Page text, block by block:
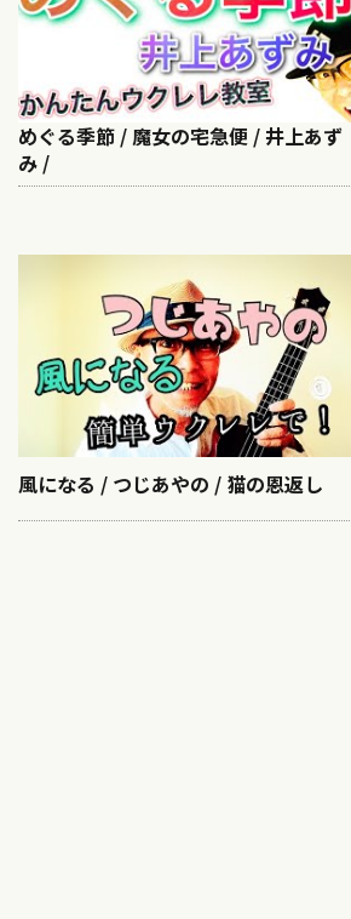
めぐる季節 / 魔女の宅急便 / 井上あず
み /
風になる / つじあやの / 猫の恩返し